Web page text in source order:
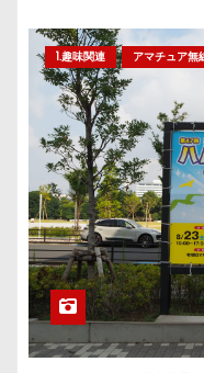
1.趣味関連 アマチュア無